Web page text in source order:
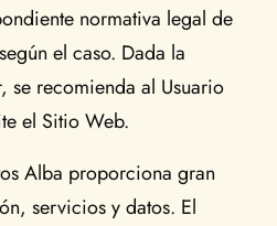
normativa legal de
el caso. Dada la
se recomienda al Usuario
el Sitio Web.
Alba proporciona gran
servicios y datos. El